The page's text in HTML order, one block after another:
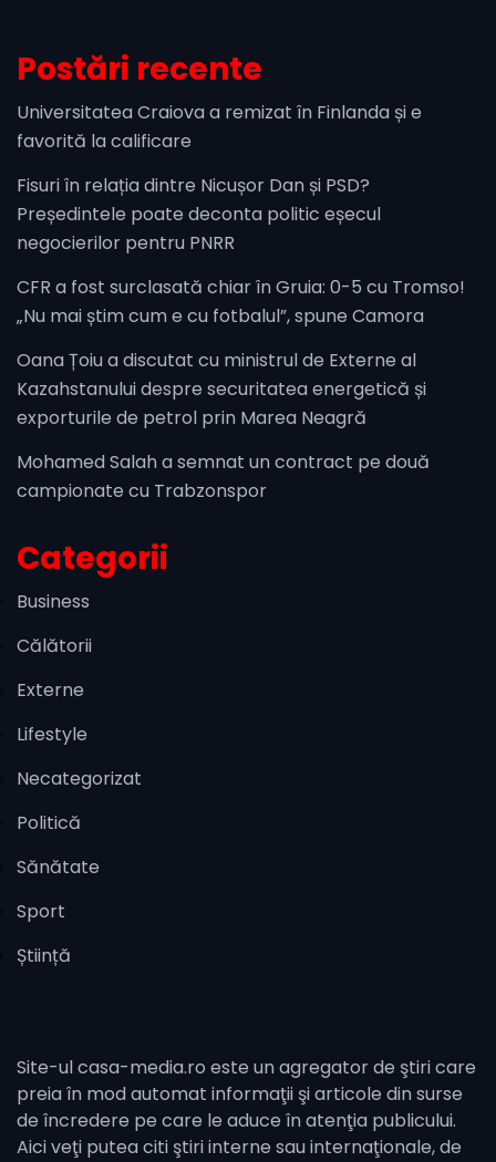
Postări recente
Universitatea Craiova a remizat în Finlanda și e
favorită la calificare
Fisuri în relația dintre Nicușor Dan și PSD?
Președintele poate deconta politic eșecul
negocierilor pentru PNRR
CFR a fost surclasată chiar în Gruia: 0-5 cu Tromso!
„Nu mai știm cum e cu fotbalul”, spune Camora
Oana Țoiu a discutat cu ministrul de Externe al
Kazahstanului despre securitatea energetică și
exporturile de petrol prin Marea Neagră
Mohamed Salah a semnat un contract pe două
campionate cu Trabzonspor
Categorii
Business
Călătorii
Externe
Lifestyle
Necategorizat
Politică
Sănătate
Sport
Știință
Site-ul casa-media.ro este un agregator de ştiri care
preia în mod automat informaţii şi articole din surse
de încredere pe care le aduce în atenţia publicului.
Aici veţi putea citi ştiri interne sau internaţionale, de